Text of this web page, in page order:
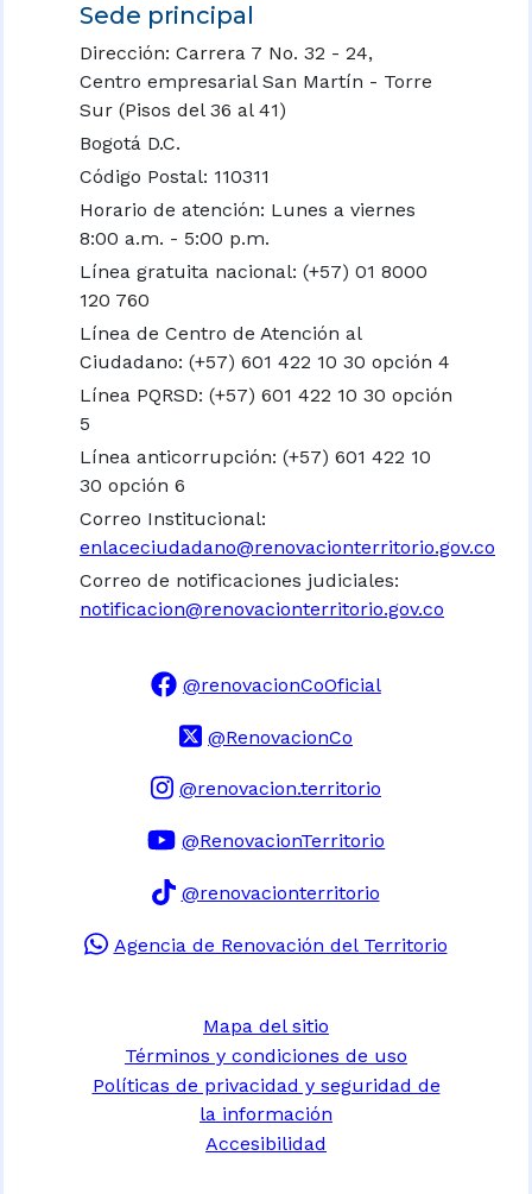
Sede principal
Dirección: Carrera 7 No. 32 - 24,
Centro empresarial San Martín - Torre
Sur (Pisos del 36 al 41)
Bogotá D.C.
Código Postal: 110311
Horario de atención: Lunes a viernes
8:00 a.m. - 5:00 p.m.
Línea gratuita nacional: (+57) 01 8000
120 760
Línea de Centro de Atención al
Ciudadano: (+57) 601 422 10 30 opción 4
Línea PQRSD: (+57) 601 422 10 30 opción
5
Línea anticorrupción: (+57) 601 422 10
30 opción 6
Correo Institucional:
enlaceciudadano@renovacionterritorio.gov.co
Correo de notificaciones judiciales:
notificacion@renovacionterritorio.gov.co
@renovacionCoOficial
@RenovacionCo
@renovacion.territorio
@RenovacionTerritorio
@renovacionterritorio
Agencia de Renovación del Territorio
Mapa del sitio
Términos y condiciones de uso
Políticas de privacidad y seguridad de
la información
Accesibilidad